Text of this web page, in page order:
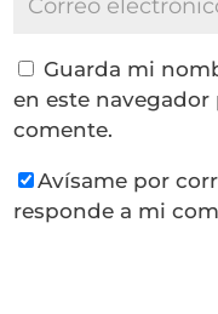
Guarda mi
en este navegador
comente.
Avísame por
responde a mi